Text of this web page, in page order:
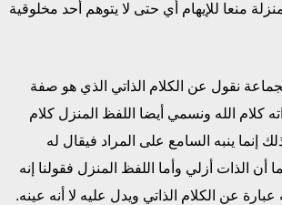
منعا للإيهام أي حتى لا يتوهم أحد مخلوقية
نقول عن الكلام الذاتي الذي هو صفة
كلام الله ونسمي أيضا اللفظ المنزل كلام
إنما ينبه السامع على المراد فيقال له
أن الذات أزلي وأما اللفظ المنزل فقولنا إنه
عبارة عن الكلام الذاتي ويدل عليه لا أنه عينه.